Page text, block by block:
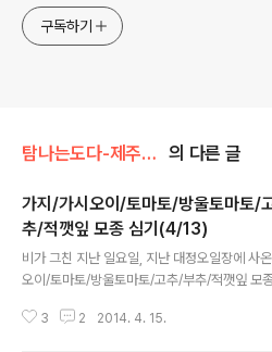
구독하기
탐나는도다-제주정착기/가꾸고 살기-텃밭/마당 의 다른 글
가지/가시오이/토마토/방울토마토/
추/적깻잎 모종 심기(4/13)
비가 그친 지난 일요일, 지난 대정오일장에 사
오이/토마토/방울토마토/고추/부추/적깻잎 모
여기는 지주를 해준 밭으로, 오이망을 세줄로 쳐
3 2 2014. 4. 15.